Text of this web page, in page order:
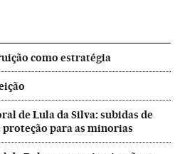
como estratégia
de Lula da Silva: subidas de
para as minorias